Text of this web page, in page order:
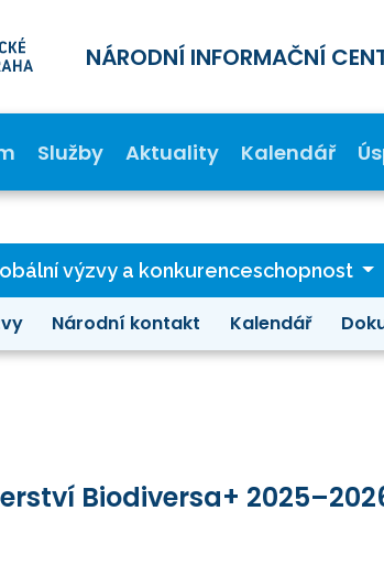
NÁRODNÍ INFORMAČNÍ
Služby Aktuality Kalendář
výzvy a konkurenceschopnost
Národní kontakt Kalendář
Biodiversa+